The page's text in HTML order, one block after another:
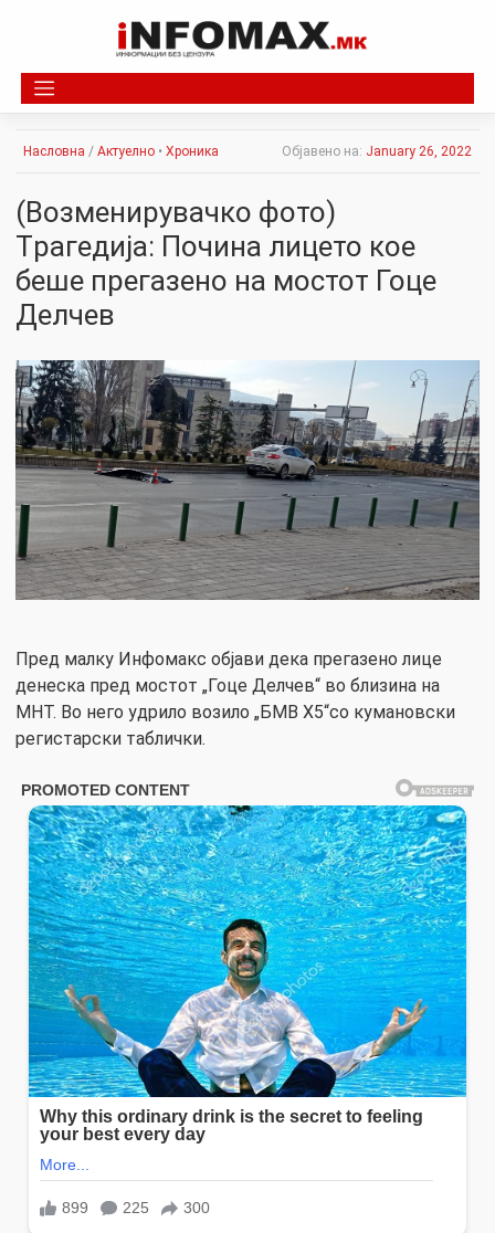
Насловна / Актуелно • Хроника Објавено на: January 26, 2022
(Boзменирувачко фото)
Тpaгедија: Почина лицето кое
беше прегазено на мостот Гоце
Делчев
Пред малку Инфомакс објави дека прегазено лице
денеска пред мостот „Гоце Делчев“ во близина на
МНТ. Во него удрило возило „БМВ Х5“со кумановски
регистарски таблички.